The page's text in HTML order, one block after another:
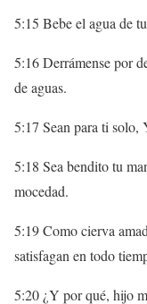
5:15 Bebe el agua de
5:16 Derrámense por
de aguas.
5:17 Sean para ti solo,
5:18 Sea bendito tu
mocedad.
5:19 Como cierva
satisfagan en todo
5:20 ¿Y por qué, hijo